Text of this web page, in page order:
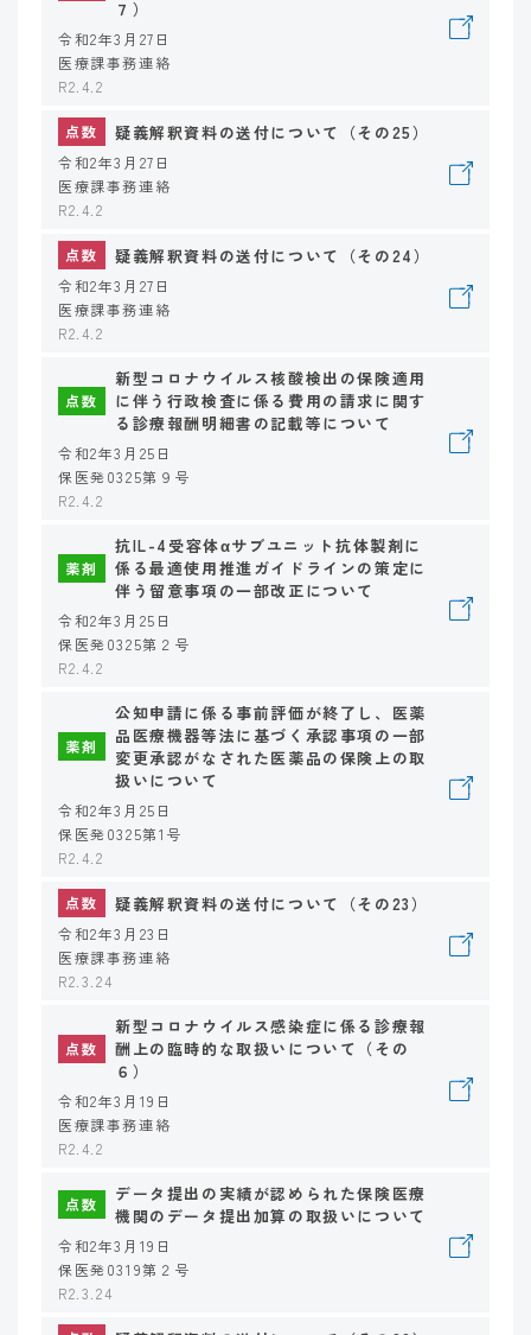
７）
令和2年3月27日
医療課事務連絡
R2.4.2
点数 疑義解釈資料の送付について（その25）
令和2年3月27日
医療課事務連絡
R2.4.2
点数 疑義解釈資料の送付について（その24）
令和2年3月27日
医療課事務連絡
R2.4.2
点数
新型コロナウイルス核酸検出の保険適用
に伴う行政検査に係る費用の請求に関す
る診療報酬明細書の記載等について
令和2年3月25日
保医発0325第９号
R2.4.2
薬剤
抗IL-4受容体αサブユニット抗体製剤に
係る最適使用推進ガイドラインの策定に
伴う留意事項の一部改正について
令和2年3月25日
保医発0325第２号
R2.4.2
薬剤
公知申請に係る事前評価が終了し、医薬
品医療機器等法に基づく承認事項の一部
変更承認がなされた医薬品の保険上の取
扱いについて
令和2年3月25日
保医発0325第1号
R2.4.2
点数 疑義解釈資料の送付について（その23）
令和2年3月23日
医療課事務連絡
R2.3.24
点数
新型コロナウイルス感染症に係る診療報
酬上の臨時的な取扱いについて（その
６）
令和2年3月19日
医療課事務連絡
R2.4.2
点数
データ提出の実績が認められた保険医療
機関のデータ提出加算の取扱いについて
令和2年3月19日
保医発0319第２号
R2.3.24